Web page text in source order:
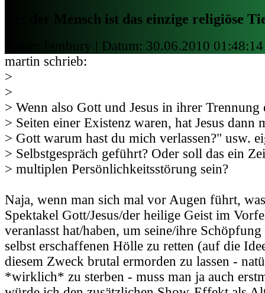
Re: der Mensch ist das einzige religiöse
Autor: bunbury | Datum: 30.06.2010 01:48:14
martin schrieb:
>
>
> Wenn also Gott und Jesus in ihrer
> Seiten einer Existenz waren, hat Jesus dann
> Gott warum hast du mich verlassen?" usw.
> Selbstgespräch geführt? Oder soll das ein
> multiplen Persönlichkeitsstörung sein?
Naja, wenn man sich mal vor Augen führt,
Spektakel Gott/Jesus/der heilige Geist im
veranlasst hat/haben, um seine/ihre
selbst erschaffenen Hölle zu retten (auf die
diesem Zweck brutal ermorden zu lassen -
*wirklich* zu sterben - muss man ja auch